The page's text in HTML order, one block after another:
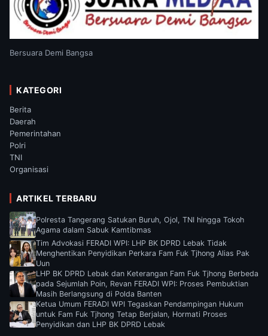
Bersuara Demi Bangsa
KATEGORI
Berita
Daerah
Pemerintahan
Polri
TNI
Organisasi
ARTIKEL TERBARU
Polresta Tangerang Satukan Buruh, Ojol, TNI hingga Tokoh
Agama dalam Sabuk Kamtibmas
Tim Advokasi FERADI WPI: LHP BK DPRD Lebak Tidak
Menghentikan Penyidikan Perkara Fam Fuk Tjhong Alias Pak
Uun
LHP BK DPRD Lebak dan Keterangan Fam Fuk Tjhong Berbeda
pada Sejumlah Poin, Revan FERADI WPI: Proses Pembuktian
Masih Berlangsung di Polda Banten
Ketua Umum FERADI WPI Tegaskan Pendampingan Hukum
untuk Fam Fuk Tjhong Tetap Berjalan, Hormati Proses
Penyidikan dan LHP BK DPRD Lebak